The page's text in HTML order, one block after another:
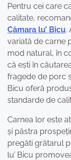
Pentru cei care
calitate,
Cămara lu’ Bicu.
variată de carne
mod natural, în
că ești în
fragede de porc
Bicu oferă
standarde de
Carnea lor este
și păstra
pregăti grătarul
lu’ Bicu